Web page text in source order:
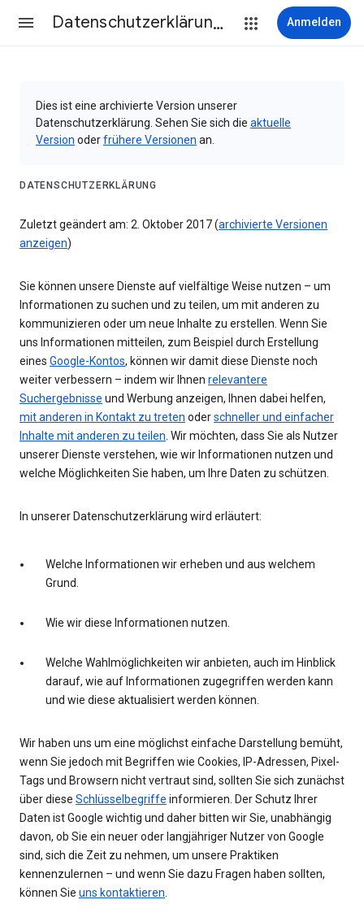
Datenschutzerklärung & Nutzungsbedingungen Anmelden
Dies ist eine archivierte Version unserer
Datenschutzerklärung. Sehen Sie sich die aktuelle
Version oderfrühere Versionen an.
DATENSCHUTZERKLÄRUNG
Zuletzt geändert am: 2. Oktober 2017 (archivierte Versionen
anzeigen)
Sie können unsere Dienste auf vielfältige Weise nutzen – um
Informationen zu suchen und zu teilen, um mit anderen zu
kommunizieren oder um neue Inhalte zu erstellen. Wenn Sie
uns Informationen mitteilen, zum Beispiel durch Erstellung
eines Google-Kontos, können wir damit diese Dienste noch
weiter verbessern – indem wir Ihnen relevantere
Suchergebnisse und Werbung anzeigen, Ihnen dabei helfen,
mit anderen in Kontakt zu treten oderschneller und einfacher
Inhalte mit anderen zu teilen. Wir möchten, dass Sie als Nutzer
unserer Dienste verstehen, wie wir Informationen nutzen und
welche Möglichkeiten Sie haben, um Ihre Daten zu schützen.
In unserer Datenschutzerklärung wird erläutert:
Welche Informationen wir erheben und aus welchem
Grund.
Wie wir diese Informationen nutzen.
Welche Wahlmöglichkeiten wir anbieten, auch im Hinblick
darauf, wie auf Informationen zugegriffen werden kann
und wie diese aktualisiert werden können.
Wir haben uns um eine möglichst einfache Darstellung bemüht,
wenn Sie jedoch mit Begriffen wie Cookies, IP-Adressen, Pixel-
Tags und Browsern nicht vertraut sind, sollten Sie sich zunächst
über diese Schlüsselbegriffe informieren. Der Schutz Ihrer
Daten ist Google wichtig und daher bitten wir Sie, unabhängig
davon, ob Sie ein neuer oder langjähriger Nutzer von Google
sind, sich die Zeit zu nehmen, um unsere Praktiken
kennenzulernen – und wenn Sie dazu Fragen haben sollten,
können Sie uns kontaktieren.